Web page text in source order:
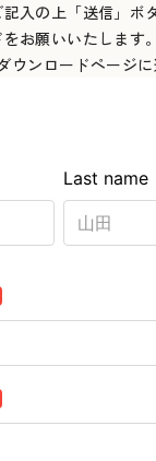
入の上「送信」ボ
お願いいたします。
ウンロードページに